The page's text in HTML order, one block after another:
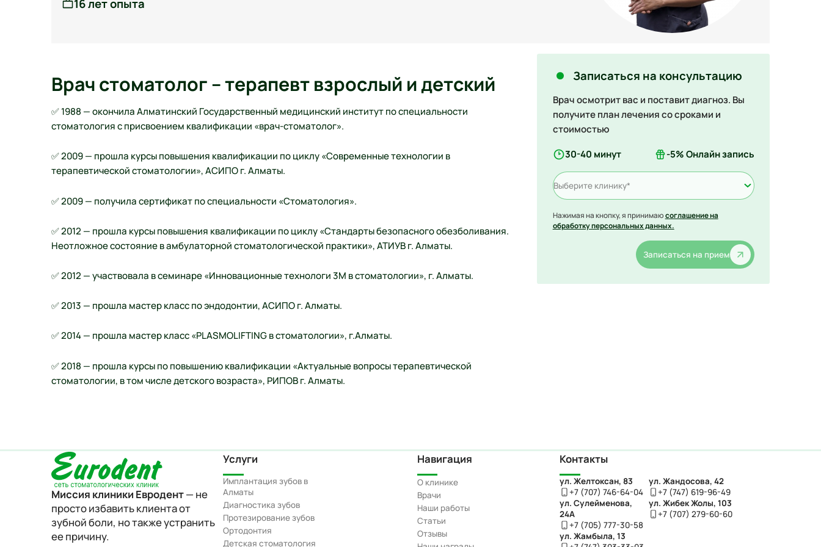
16 лет опыта
Врач стоматолог – терапевт взрослый и детский
✅ 1988 — окончила Алматинский Государственный медицинский институт по специальности
стоматология с присвоением квалификации «врач-стоматолог».
✅ 2009 — прошла курсы повышения квалификации по циклу «Современные технологии в
терапевтической стоматологии», АСИПО г. Алматы.
✅ 2009 — получила сертификат по специальности «Стоматология».
✅ 2012 — прошла курсы повышения квалификации по циклу «Стандарты безопасного обезболивания.
Неотложное состояние в амбулаторной стоматологической практики», АТИУВ г. Алматы.
✅ 2012 — участвовала в семинаре «Инновационные технологи 3M в стоматологии», г. Алматы.
✅ 2013 — прошла мастер класс по эндодонтии, АСИПО г. Алматы.
✅ 2014 — прошла мастер класс «PLASMOLIFTING в стоматологии», г.Алматы.
✅ 2018 — прошла курсы по повышению квалификации «Актуальные вопросы терапевтической
стоматологии, в том числе детского возраста», РИПОВ г. Алматы.
Записаться на консультацию
Врач осмотрит вас и поставит диагноз. Вы
получите план лечения со сроками и
стоимостью
30-40 минут
-5% Онлайн запись
Выберите клинику*
Нажимая на кнопку, я принимаюсоглашение на
обработку персональных данных.
Записаться на прием
Миссия клиники Евродент— не
просто избавить клиента от
зубной боли, но также устранить
ее причину.
Услуги
Имплантация зубов в
Алматы
Диагностика зубов
Протезирование зубов
Ортодонтия
Детская стоматология
Навигация
О клинике
Врачи
Наши работы
Статьи
Отзывы
Контакты
ул. Желтоксан, 83
+7 (707) 746-64-04
ул. Жандосова, 42
+7 (747) 619-96-49
ул. Сулейменова,
24А
+7 (705) 777-30-58
ул. Жибек Жолы, 103
+7 (707) 279-60-60
ул. Жамбыла, 13